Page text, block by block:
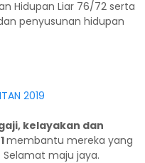
Hidupan Liar 76/72 serta
penyusunan hidupan
2019
kelayakan dan
membantu mereka yang
maju jaya.